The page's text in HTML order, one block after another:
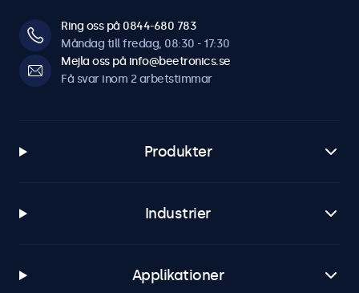
Ring oss på 0844-680 783
Måndag till fredag, 08:30 - 17:30
Mejla oss på info@beetronics.se
Få svar inom 2 arbetstimmar
Produkter
Industrier
Applikationer